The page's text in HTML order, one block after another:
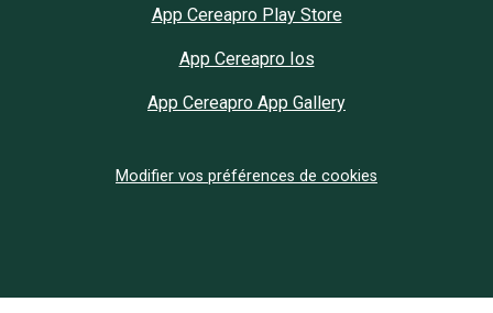
App Cereapro Play Store
App Cereapro Ios
App Cereapro App Gallery
Modifier vos préférences de cookies